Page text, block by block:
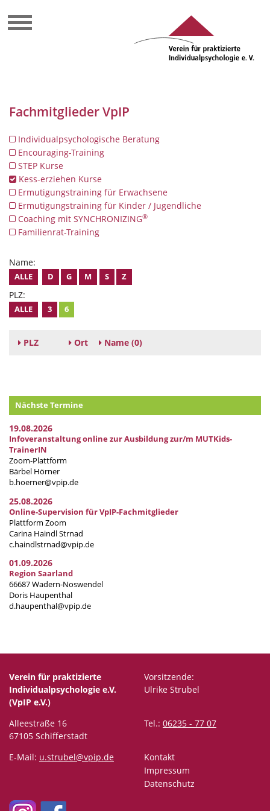
Fachmitglieder VpIP
Individualpsychologische Beratung
Encouraging-Training
STEP Kurse
Kess-erziehen Kurse
Ermutigungstraining für Erwachsene
Ermutigungstraining für Kinder / Jugendliche
Coaching mit SYNCHRONIZING®
Familienrat-Training
Name:
ALLE D G M S Z
PLZ:
ALLE 3 6
PLZ Ort Name (0)
Nächste Termine
19.08.2026
Infoveranstaltung online zur Ausbildung zur/m MUTKids-
TrainerIN
Zoom-Plattform
Bärbel Hörner
b.hoerner@vpip.de
25.08.2026
Online-Supervision für VpIP-Fachmitglieder
Plattform Zoom
Carina Haindl Strnad
c.haindlstrnad@vpip.de
01.09.2026
Region Saarland
66687 Wadern-Noswendel
Doris Haupenthal
d.haupenthal@vpip.de
Verein für praktizierte
Individualpsychologie e.V.
(VpIP e.V.)
Vorsitzende:
Ulrike Strubel
Alleestraße 16
67105 Schifferstadt
Tel.: 06235 - 77 07
E-Mail: u.strubel@vpip.de
Kontakt
Impressum
Datenschutz